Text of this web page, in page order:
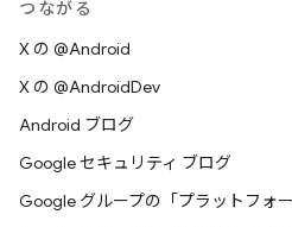
つながる
X の @Android
X の @AndroidDev
Android ブログ
Google セキュリティ ブログ
Google グループの「プラットフォ